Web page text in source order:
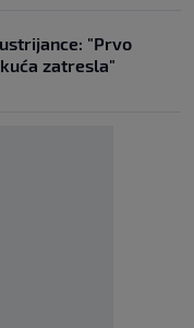
"Prvo
zatresla"